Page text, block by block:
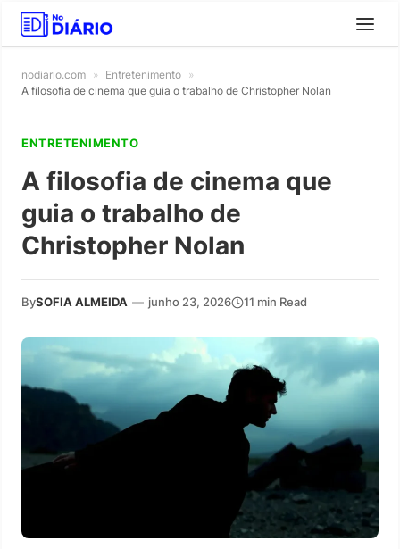
nodiario.com » Entretenimento »
A filosofia de cinema que guia o trabalho de Christopher Nolan
ENTRETENIMENTO
A filosofia de cinema que
guia o trabalho de
Christopher Nolan
BySOFIA ALMEIDA — junho 23, 2026 11 min Read